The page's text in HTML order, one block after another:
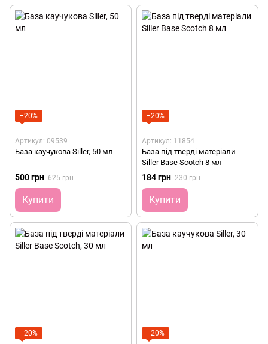
−20%
Артикул: 09539
База каучукова Siller, 50 мл
500 грн 625 грн
Купити
−20%
Артикул: 11854
База під тверді матеріали
Siller Base Scotch 8 мл
184 грн 230 грн
Купити
−20% −20%